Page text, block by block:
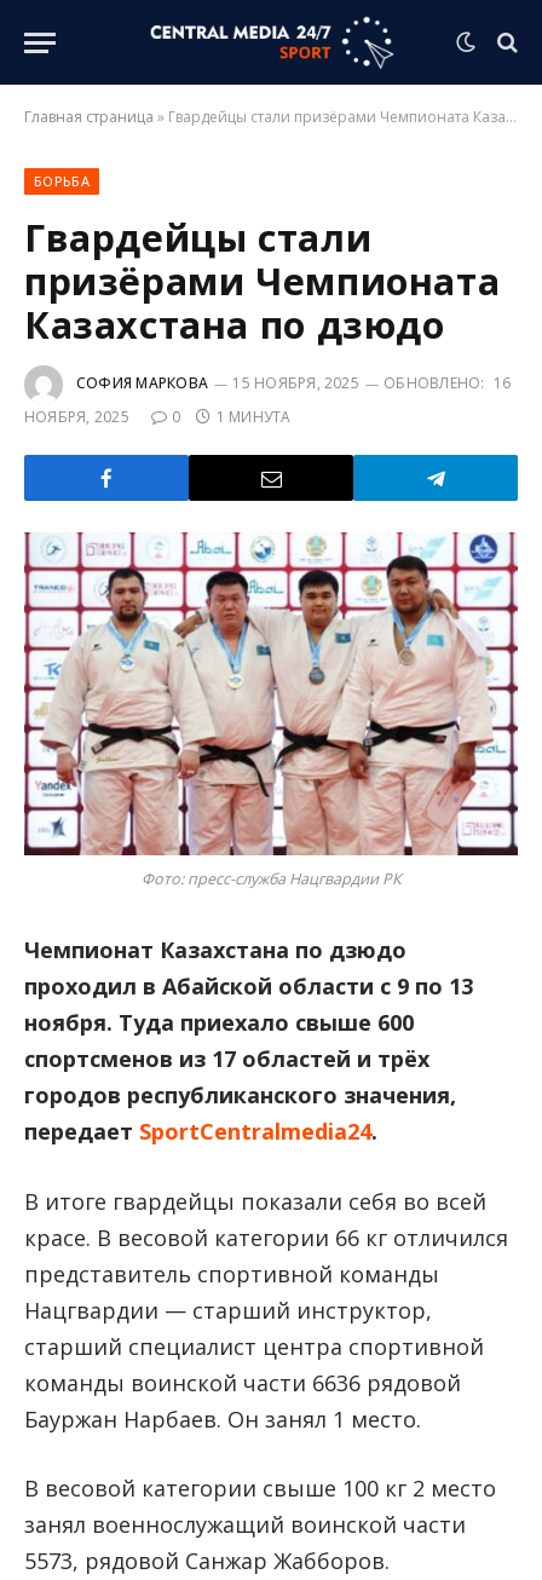
Главная страница » Гвардейцы стали призёрами Чемпионата Казахстана по дзюдо
БОРЬБА
Гвардейцы стали
призёрами Чемпионата
Казахстана по дзюдо
СОФИЯ МАРКОВА 15 НОЯБРЯ, 2025 ОБНОВЛЕНО: 16
НОЯБРЯ, 2025
0 1 МИНУТА
Фото: пресс-служба Нацгвардии РК
Чемпионат Казахстана по дзюдо
проходил в Абайской области с 9 по 13
ноября. Туда приехало свыше 600
спортсменов из 17 областей и трёх
городов республиканского значения,
передает SportCentralmedia24.
В итоге гвардейцы показали себя во всей
красе. В весовой категории 66 кг отличился
представитель спортивной команды
Нацгвардии — старший инструктор,
старший специалист центра спортивной
команды воинской части 6636 рядовой
Бауржан Нарбаев. Он занял 1 место.
В весовой категории свыше 100 кг 2 место
занял военнослужащий воинской части
5573, рядовой Санжар Жабборов.